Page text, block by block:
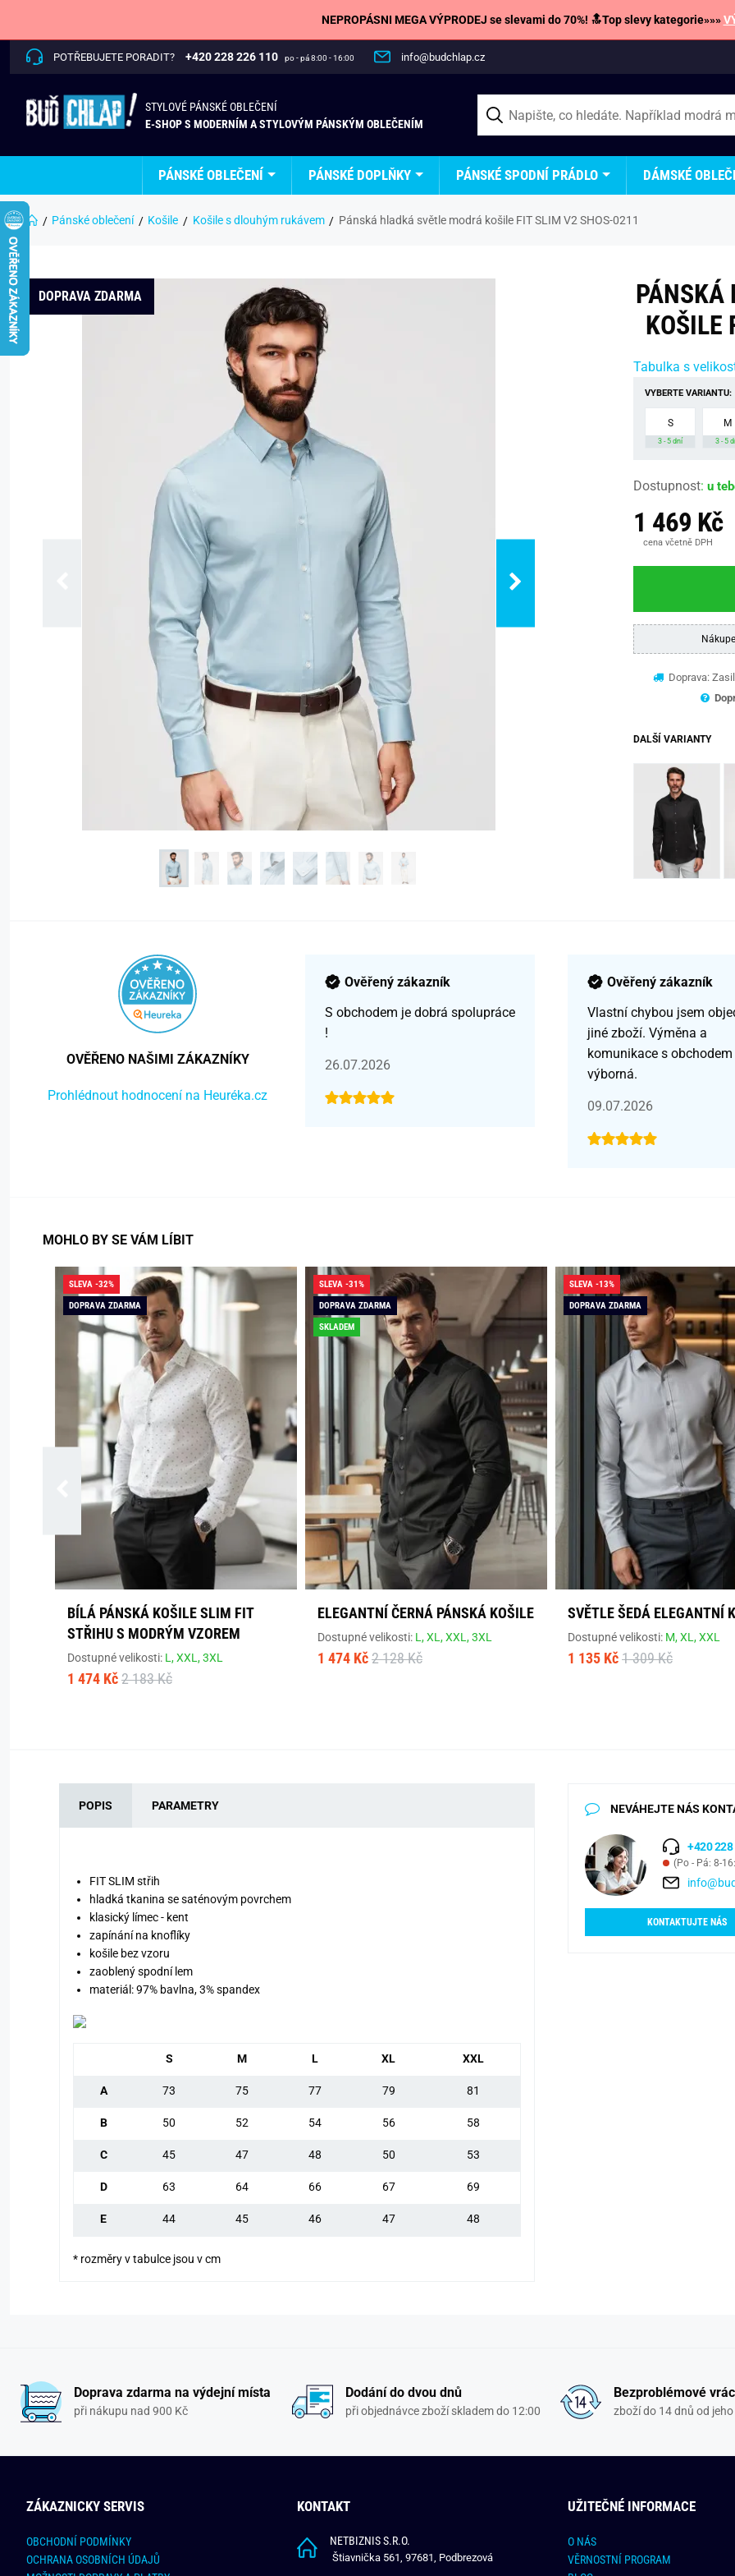
NEPROPÁSNI MEGA VÝPRODEJ se slevami do 70%! 🔝Top slevy kategorie»»»
POTŘEBUJETE PORADIT? +420 228 226 110 po - pá 8:00 - 16:00 info@budchlap.cz
STYLOVÉ PÁNSKÉ OBLEČENÍ
E-SHOP S MODERNÍM A STYLOVÝM PÁNSKÝM OBLEČENÍM
PÁNSKÉ OBLEČENÍ PÁNSKÉ DOPLŇKY PÁNSKÉ SPODNÍ PRÁDLO DÁMSKÉ
Pánské oblečení Košile Košile s dlouhým rukávem Pánská hladká světle modrá košile FIT SLIM V2 SHOS-0211
DOPRAVA ZDARMA
PÁNSKÁ
KOŠILE
Tabulka s
VYBERTE VARIANTU:
S
3 - 5 dní
M
3 - 5
Dostupnost: u
1 469 Kč
cena včetně DPH
Doprava:
DALŠÍ VARIANTY
OVĚŘENO NAŠIMI ZÁKAZNÍKY
Prohlédnout hodnocení na Heuréka.cz
Ověřený zákazník
S obchodem je dobrá spolupráce
!
26.07.2026
Ověřený zákazník
Vlastní chybou jsem
jiné zboží. Výměna a
komunikace s obchodem
výborná.
09.07.2026
MOHLO BY SE VÁM LÍBIT
SLEVA -32%
DOPRAVA ZDARMA
BÍLÁ PÁNSKÁ KOŠILE SLIM FIT
STŘIHU S MODRÝM VZOREM
Dostupné velikosti: L,XXL,3XL
1 474 Kč 2 183 Kč
SLEVA -31%
DOPRAVA ZDARMA
SKLADEM
ELEGANTNÍ ČERNÁ PÁNSKÁ KOŠILE
Dostupné velikosti: L,XL,XXL,3XL
1 474 Kč 2 128 Kč
SLEVA -13%
DOPRAVA ZDARMA
SVĚTLE ŠEDÁ ELEGANTNÍ
Dostupné velikosti: M,XL,XXL
1 135 Kč 1 309 Kč
POPIS PARAMETRY
FIT SLIM střih
hladká tkanina se saténovým povrchem
klasický límec - kent
zapínání na knoflíky
košile bez vzoru
zaoblený spodní lem
materiál: 97% bavlna, 3% spandex
S M L XL XXL
A 73 75 77 79 81
B 50 52 54 56 58
C 45 47 48 50 53
D 63 64 66 67 69
E 44 45 46 47 48
* rozměry v tabulce jsou v cm
NEVÁHEJTE NÁS
+420 228
(Po - Pá: 8-
KONTAKTUJTE NÁS
Doprava zdarma na výdejní místa
při nákupu nad 900 Kč
Dodání do dvou dnů
při objednávce zboží skladem do 12:00
Bezproblémové
zboží do 14 dnů od
ZÁKAZNICKY SERVIS
OBCHODNÍ PODMÍNKY
OCHRANA OSOBNÍCH ÚDAJŮ
KONTAKT
NETBIZNIS S.R.O.
Štiavnička 561, 97681, Podbrezová
UŽITEČNÉ INFORMACE
O NÁS
VĚRNOSTNÍ PROGRAM